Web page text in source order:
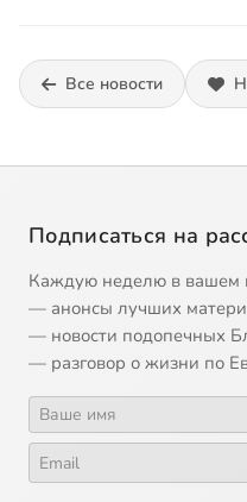
Все новости
Подписаться на
Каждую неделю в вашем
— анонсы лучших
— новости подопечных
— разговор о жизни по